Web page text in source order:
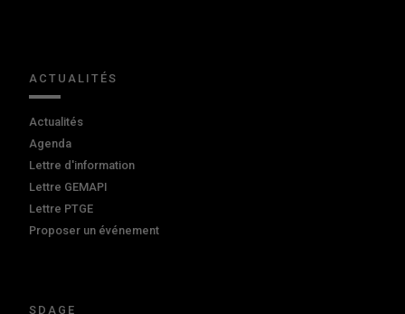
ACTUALITÉS
Actualités
Agenda
Lettre d'information
Lettre GEMAPI
Lettre PTGE
Proposer un événement
SDAGE